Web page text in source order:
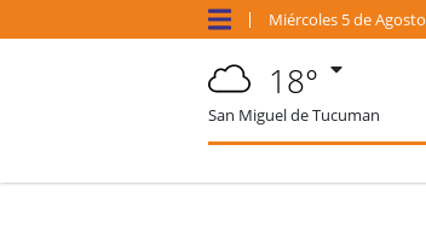
Miércoles 5 deAgosto
18°
San Miguel de Tucuman